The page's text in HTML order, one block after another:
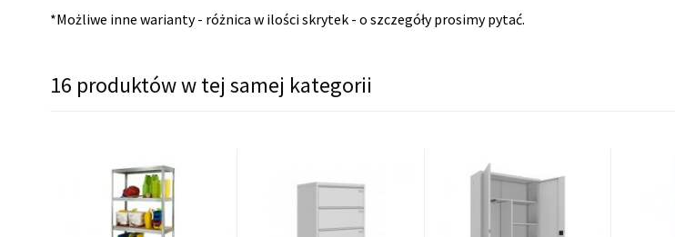
*Możliwe inne warianty - różnica w ilości skrytek - o szczegóły prosimy pytać.
16 produktów w tej samej kategorii